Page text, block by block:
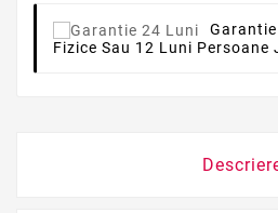
Fizice Sau 12 Luni Persoane